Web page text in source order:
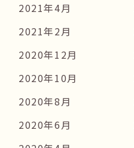
2021年4月
2021年2月
2020年12月
2020年10月
2020年8月
2020年6月